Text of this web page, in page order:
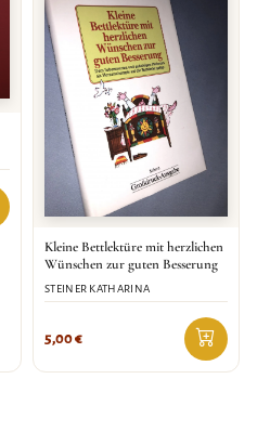
Kleine Bettlektüre mit herzlichen
Wünschen zur guten Besserung
STEINER KATHARINA
5,00€